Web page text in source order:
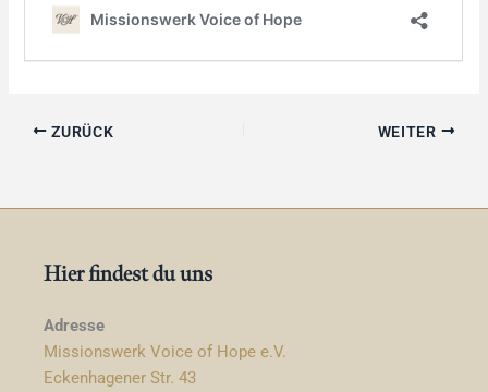
ZURÜCK WEITER
Hier findest du uns
Adresse
Missionswerk Voice of Hope e.V.
Eckenhagener Str. 43